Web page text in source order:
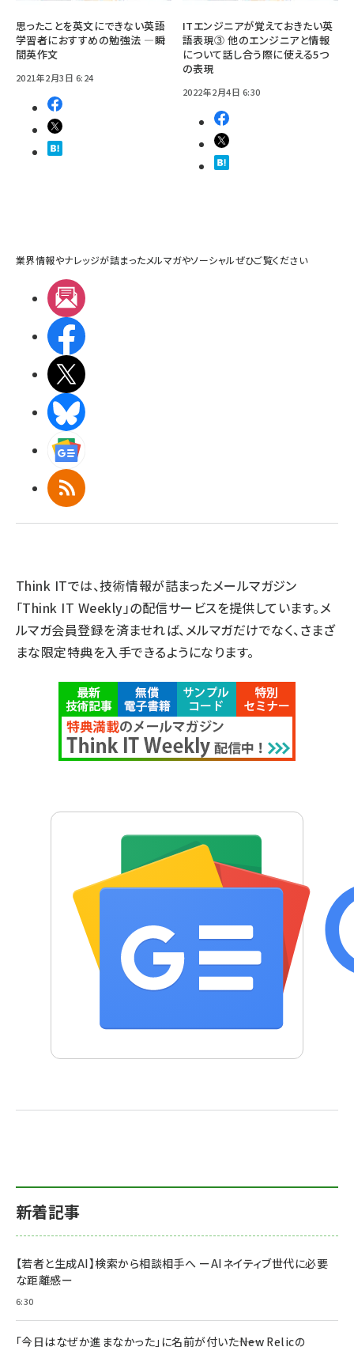
思ったことを英文にできない英語
学習者におすすめの勉強法 ―瞬
間英作文
2021年2月3日 6:24
ITエンジニアが覚えておきたい英
語表現③ 他のエンジニアと情報
について話し合う際に使える5つ
の表現
2022年2月4日 6:30
業界情報やナレッジが詰まったメルマガやソーシャルぜひご覧ください
RSS
Think ITでは、技術情報が詰まったメールマガジン
「Think IT Weekly」の配信サービスを提供しています。メ
ルマガ会員登録を済ませれば、メルマガだけでなく、さまざ
まな限定特典を入手できるようになります。
新着記事
【若者と生成AI】検索から相談相手へ ーAIネイティブ世代に必要
な距離感ー
6:30
「今日はなぜか進まなかった」に名前が付いた――New Relicの